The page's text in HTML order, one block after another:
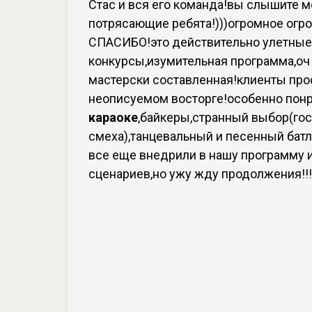
Стас и вся его команда!вы слышите
потрясающие ребята!)))огромное
СПАСИБО!это действительно улетные
конкурсы,изумительная
мастерски составленная!клиенты
неописуемом восторге!особенно
караоке,байкеры,странный
смеха),танцевальный и песенный
все еще внедрили в нашу программу
сценариев,но ужу жду